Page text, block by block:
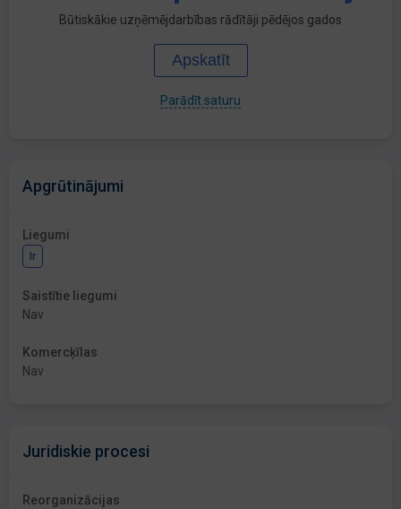
Būtiskākie uzņēmējdarbības rādītāji pēdējos gados
Apskatīt
Parādīt saturu
Apgrūtinājumi
Liegumi
Ir
Saistītie liegumi
Nav
Komercķīlas
Nav
Juridiskie procesi
Reorganizācijas